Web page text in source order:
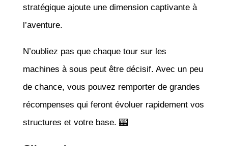
stratégique ajoute une dimension captivante à
l’aventure.
N’oubliez pas que chaque tour sur les
machines à sous peut être décisif. Avec un peu
de chance, vous pouvez remporter de grandes
récompenses qui feront évoluer rapidement vos
structures et votre base. 🎰